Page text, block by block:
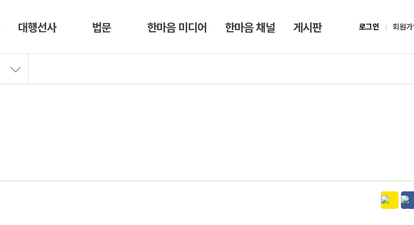
대행선사 법문 한마음 미디어 한마음 채널 게시판 로그인 회원